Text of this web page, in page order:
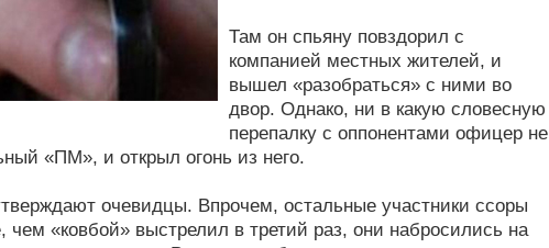
Там он спьяну повздорил с
компанией местных жителей, и
вышел «разобраться» с ними во
двор. Однако, ни в какую словесную
перепалку с оппонентами офицер не
«ПМ», и открыл огонь из него.
очевидцы. Впрочем, остальные участники ссоры
чем «ковбой» выстрелил в третий раз, они набросились на